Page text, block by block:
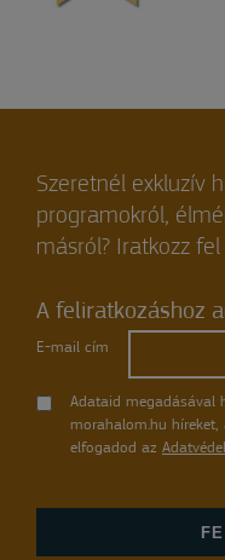
Szeretnél exkluzív
programokról,
másról? Iratkozz
A feliratkozáshoz
E-mail cím
Adataid megadásával
morahalom.hu
elfogadod az